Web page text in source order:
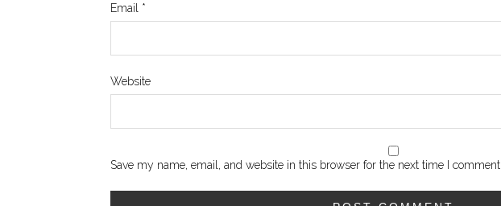
Email *
Website
Save my name, email, and website in this browser for the next time I comment.